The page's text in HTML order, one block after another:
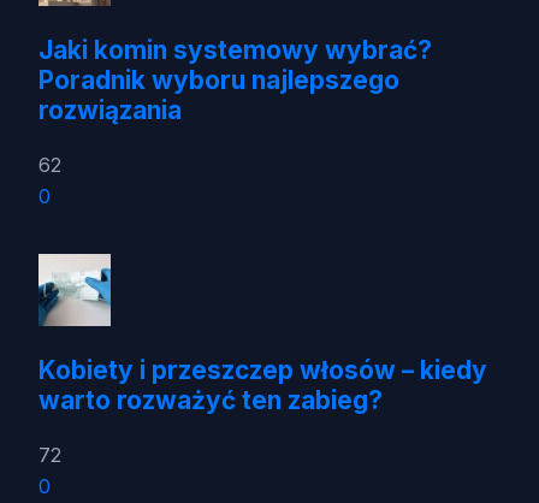
Jaki komin systemowy wybrać?
Poradnik wyboru najlepszego
rozwiązania
62
0
Kobiety i przeszczep włosów – kiedy
warto rozważyć ten zabieg?
72
0